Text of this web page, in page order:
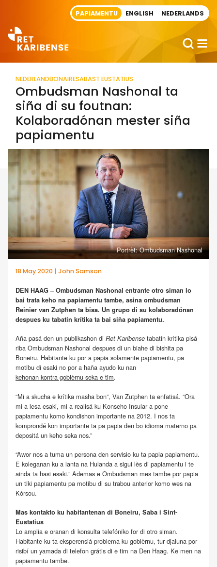
PAPIAMENTU ENGLISH NEDERLANDS
NEDERLANDBONAIRESABAST EUSTATIUS
Ombudsman Nashonal ta
siña di su foutnan:
Kolaboradónan mester siña
papiamentu
Portrèt: Ombudsman Nashonal
18 May 2020 | John Samson
DEN HAAG – Ombudsman Nashonal entrante otro siman lo
bai trata keho na papiamentu tambe, asina ombudsman
Reinier van Zutphen ta bisa. Un grupo di su kolaboradónan
despues ku tabatin krítika ta bai siña papiamentu.
Aña pasá den un publikashon di Ret Karibense tabatin krítika pisá
riba Ombudsman Nashonal despues di un biahe di bishita pa
Boneiru. Habitante ku por a papia solamente papiamentu, pa
motibu di esaki no por a haña ayudo ku nan
kehonan kontra gobièrnu seka e tim.
“Mi a skucha e krítika masha bon”, Van Zutphen ta enfatisá. “Ora
mi a lesa esaki, mi a realisá ku Konseho Insular a pone
papiamentu komo kondishon importante na 2012. I nos ta
komprondé kon importante ta pa papia den bo idioma materno pa
depositá un keho seka nos.”
“Awor nos a tuma un persona den servisio ku ta papia papiamentu.
E koleganan ku a lanta na Hulanda a sigui lès di papiamentu i te
ainda ta hasi esaki.” Ademas e Ombudsman mes tambe por papia
un tiki papiamentu pa motibu di su trabou anterior komo wes na
Kòrsou.
Mas kontakto ku habitantenan di Boneiru, Saba i Sint-
Eustatius
Lo amplia e oranan di konsulta telefóniko for di otro siman.
Habitante ku ta eksperensiá problema ku gobièrnu, tur djaluna por
risibí un yamada di telefon grátis di e tim na Den Haag. Ke men na
papiamentu tambe.